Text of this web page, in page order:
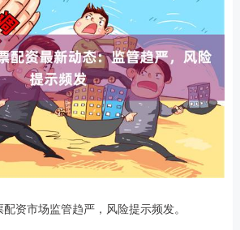
资市场监管趋严，风险提示频发。